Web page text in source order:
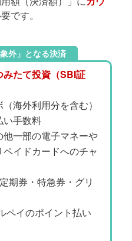
です。
外」となる決済
みたて投資（SBI証
海外利用分を含む）
い手数料
一部の電子マネーや
イドカードへのチャ
期券・特急券・グリ
ペイのポイント払い